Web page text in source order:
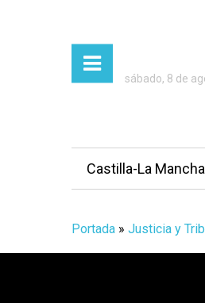
sábado, 8 de
Castilla-La Mancha
Portada » Justicia y